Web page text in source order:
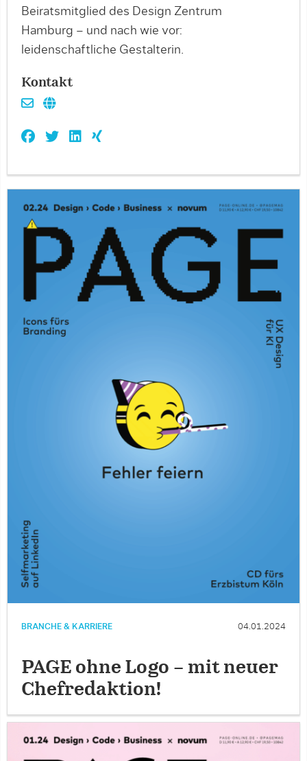
Beiratsmitglied des Design Zentrum
Hamburg – und nach wie vor:
leidenschaftliche Gestalterin.
Kontakt
BRANCHE & KARRIERE 04.01.2024
PAGE ohne Logo – mit neuer
Chefredaktion!